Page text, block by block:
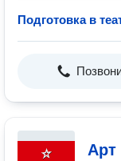
Подготовка в
Арт